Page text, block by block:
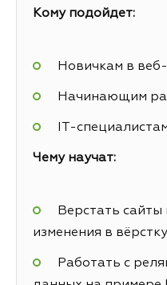
Кому подойдет:
Новичкам в
Начинающим
IT-
Чему научат:
Верстать сайты
изменения в вёрстку
Работать с